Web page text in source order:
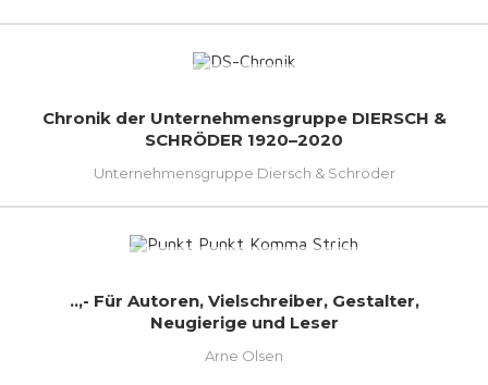
Chronik der Unternehmensgruppe DIERSCH &
SCHRÖDER 1920–2020
Unternehmensgruppe Diersch & Schröder
..,- Für Autoren, Vielschreiber, Gestalter,
Neugierige und Leser
Arne Olsen